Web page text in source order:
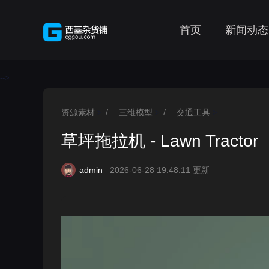
首页 新闻动态
-->
资源素材 / 三维模型 / 交通工具
草坪拖拉机 - Lawn Tractor
admin 2026-06-28 19:48:11 更新